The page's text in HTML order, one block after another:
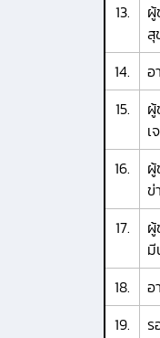
13.
ผู้
สุ
14. อ
15.
ผู้
16.
ผู้
ข่
17.
ผู้
18. อ
19.
ร